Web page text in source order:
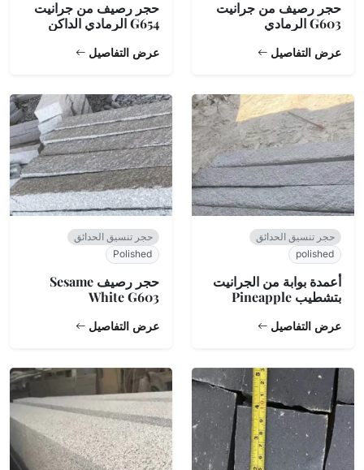
حجر رصيف من جرانيت
G603 الرمادي
عرض التفاصيل
حجر رصيف من جرانيت
G654 الرمادي الداكن
عرض التفاصيل
حجر تنسيق الحدائق
polished
أعمدة بوابة من الجرانيت
بتشطيب Pineapple
عرض التفاصيل
حجر تنسيق الحدائق
Polished
حجر رصيف Sesame
White G603
عرض التفاصيل